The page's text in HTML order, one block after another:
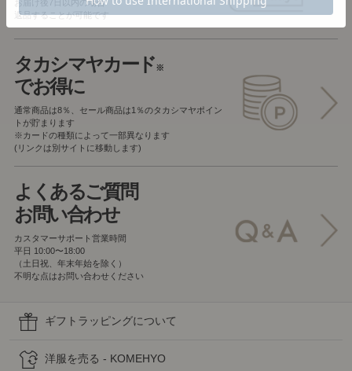
お届け後7日以内の場合
返品することが可能です
タカシマヤカード※
でお得に
通常商品は8％、セール商品は1％のタカシマヤポイン
トが貯まります
※カードの種類によって一部異なります
(リンクは別サイトに移動します)
よくあるご質問
お問い合わせ
カスタマーサポート営業時間
平日 10:00〜18:00
（土日祝、年末年始を除く）
不明な点はお問い合わせください
ギフトラッピングについて
洋服を売る - KOMEHYO